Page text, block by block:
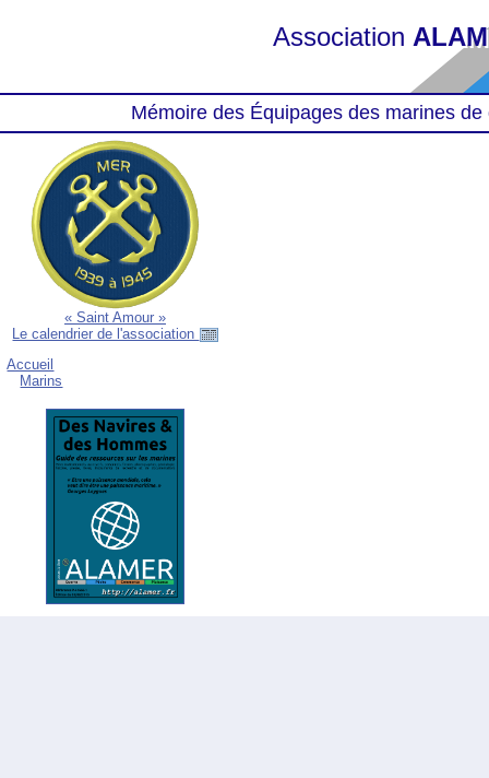
Association
Mémoire des Équipages des marines
« Saint Amour »
Le calendrier de l'association
Accueil
Marins